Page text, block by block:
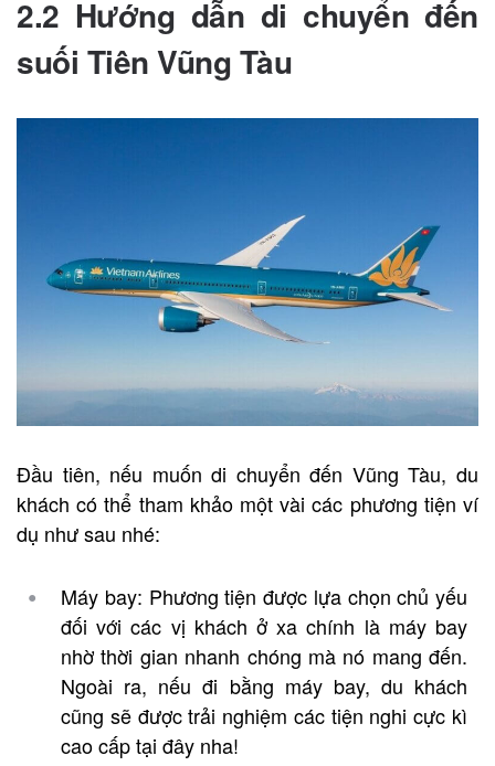
2.2 Hướng dẫn di chuyển đến
suối Tiên Vũng Tàu
Đầu tiên, nếu muốn di chuyển đến Vũng Tàu, du
khách có thể tham khảo một vài các phương tiện ví
dụ như sau nhé:
Máy bay: Phương tiện được lựa chọn chủ yếu
đối với các vị khách ở xa chính là máy bay
nhờ thời gian nhanh chóng mà nó mang đến.
Ngoài ra, nếu đi bằng máy bay, du khách
cũng sẽ được trải nghiệm các tiện nghi cực kì
cao cấp tại đây nha!